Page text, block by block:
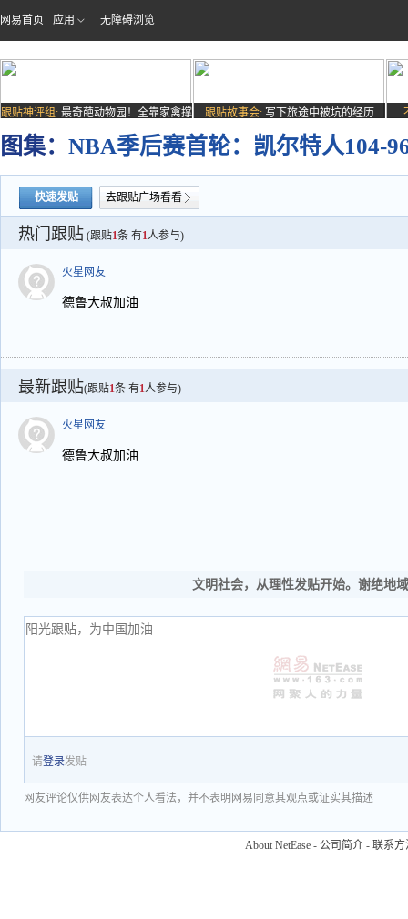
网易首页 应用 无障碍浏览
跟贴神评组: 最奇葩动物园！全靠家禽撑
跟贴故事会: 写下旅途中被坑的经历
图集： NBA季后赛首轮：凯尔特人104-
快速发贴 去跟贴广场看看
热门跟贴 (跟贴1条 有1人参与)
火星网友
德鲁大叔加油
最新跟贴(跟贴1条 有1人参与)
火星网友
德鲁大叔加油
文明社会，从理性发贴开始。谢绝地
请登录发贴
网友评论仅供网友表达个人看法，并不表明网易同意其观点或证实其描述
About NetEase - 公司简介 - 联系方